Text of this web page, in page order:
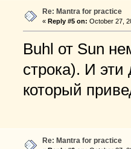
Re: Mantra for practice
« Reply #5 on: October 27,
Buhl от Sun
строка). И эти
который
Re: Mantra for practice